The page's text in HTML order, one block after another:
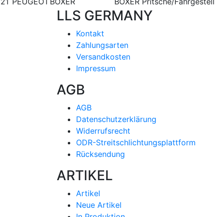
LLS GERMANY
Kontakt
Zahlungsarten
Versandkosten
Impressum
AGB
AGB
Datenschutzerklärung
Widerrufsrecht
ODR-Streitschlichtungsplattform
Rücksendung
ARTIKEL
Artikel
Neue Artikel